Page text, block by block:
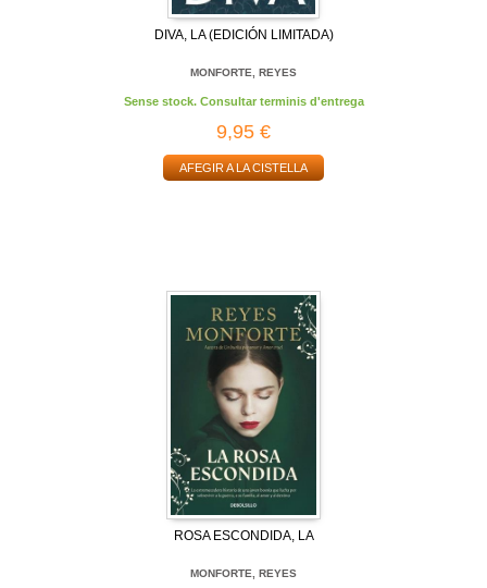
DIVA, LA (EDICIÓN LIMITADA)
MONFORTE, REYES
Sense stock. Consultar terminis d'entrega
9,95 €
AFEGIR A LA CISTELLA
ROSA ESCONDIDA, LA
MONFORTE, REYES